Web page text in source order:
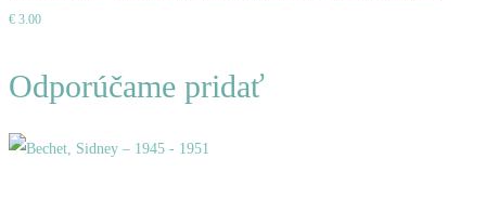
košíka
€ 3.00
Odporúčame pridať